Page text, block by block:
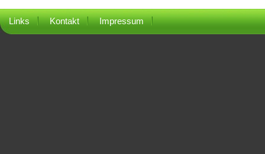
Links Kontakt Impressum